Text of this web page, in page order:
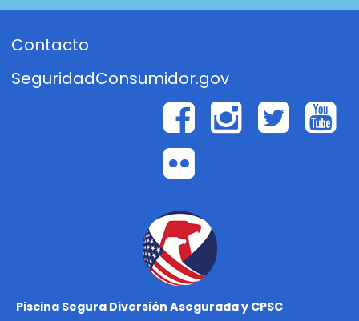
Contacto
SeguridadConsumidor.gov
Facebook
Piscina Segura Diversión Asegurada y CPSC